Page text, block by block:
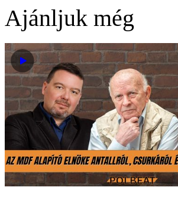
Ajánljuk még